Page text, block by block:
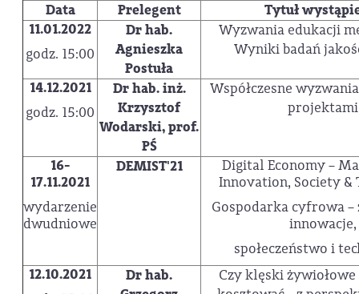
Data Prelegent
Tytuł
11.01.2022
godz. 15:00
Dr hab.
Agnieszka
Postuła
Wyzwania edukacji
Wyniki badań
14.12.2021
godz. 15:00
Dr hab. inż.
Krzysztof
Wodarski, prof.
PŚ
Współczesne
projektami
16-
17.11.2021
wydarzenie
dwudniowe
DEMIST'21
Digital Economy –
Innovation, Society &
Gospodarka cyfrowa –
innowacje,
społeczeństwo i
12.10.2021
Dr hab.
Czy klęski